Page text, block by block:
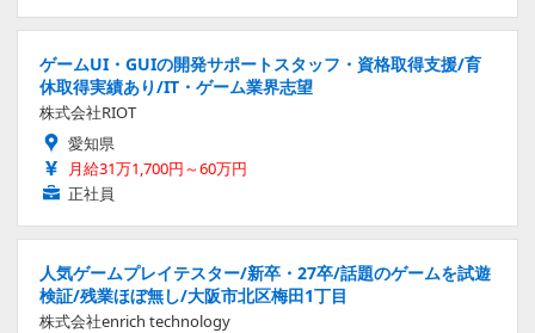
ゲームUI・GUIの開発サポートスタッフ・資格取得支援/育
休取得実績あり/IT・ゲーム業界志望
株式会社RIOT
愛知県
月給31万1,700円～60万円
正社員
人気ゲームプレイテスター/新卒・27卒/話題のゲームを試遊
検証/残業ほぼ無し/大阪市北区梅田1丁目
株式会社enrich technology